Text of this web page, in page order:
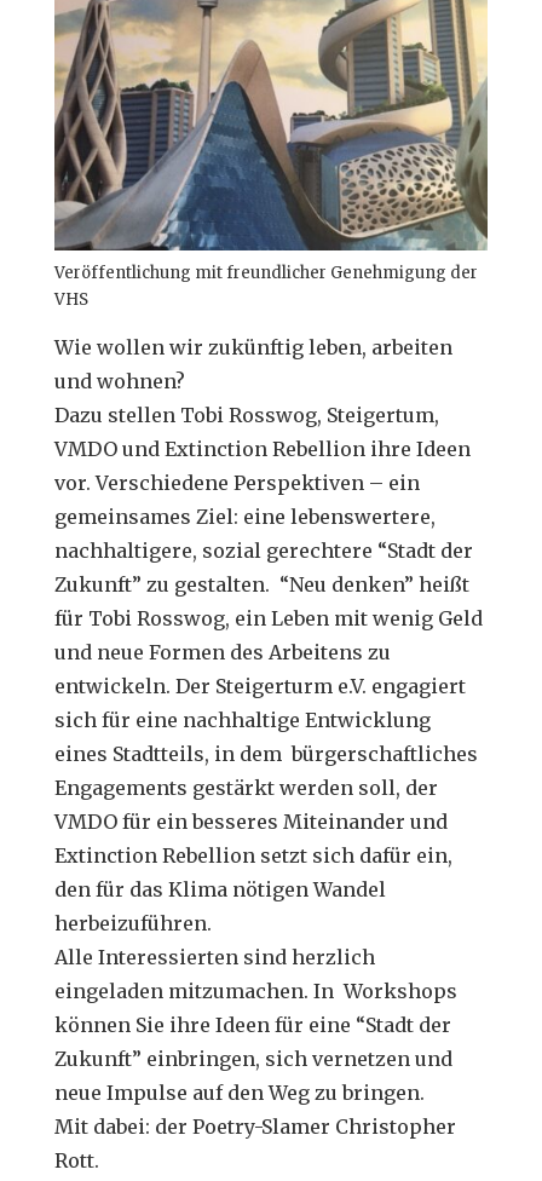
Veröffentlichung mit freundlicher Genehmigung der
VHS
Wie wollen wir zukünftig leben, arbeiten
und wohnen?
Dazu stellen Tobi Rosswog, Steigertum,
VMDO und Extinction Rebellion ihre Ideen
vor. Verschiedene Perspektiven – ein
gemeinsames Ziel: eine lebenswertere,
nachhaltigere, sozial gerechtere “Stadt der
Zukunft” zu gestalten. “Neu denken” heißt
für Tobi Rosswog, ein Leben mit wenig Geld
und neue Formen des Arbeitens zu
entwickeln. Der Steigerturm e.V. engagiert
sich für eine nachhaltige Entwicklung
eines Stadtteils, in dem bürgerschaftliches
Engagements gestärkt werden soll, der
VMDO für ein besseres Miteinander und
Extinction Rebellion setzt sich dafür ein,
den für das Klima nötigen Wandel
herbeizuführen.
Alle Interessierten sind herzlich
eingeladen mitzumachen. In Workshops
können Sie ihre Ideen für eine “Stadt der
Zukunft” einbringen, sich vernetzen und
neue Impulse auf den Weg zu bringen.
Mit dabei: der Poetry-Slamer Christopher
Rott.